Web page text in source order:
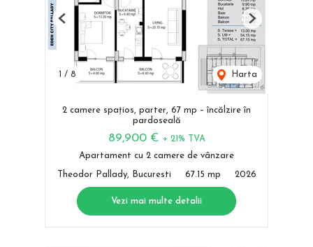
1 / 8 Harta
Previous Next
2 camere spațios, parter, 67 mp – încălzire în
pardoseală
89,900 € + 21% TVA
Apartament cu 2 camere de vânzare
Theodor Pallady, Bucuresti 67.15 mp 2026
Vezi mai multe detalii